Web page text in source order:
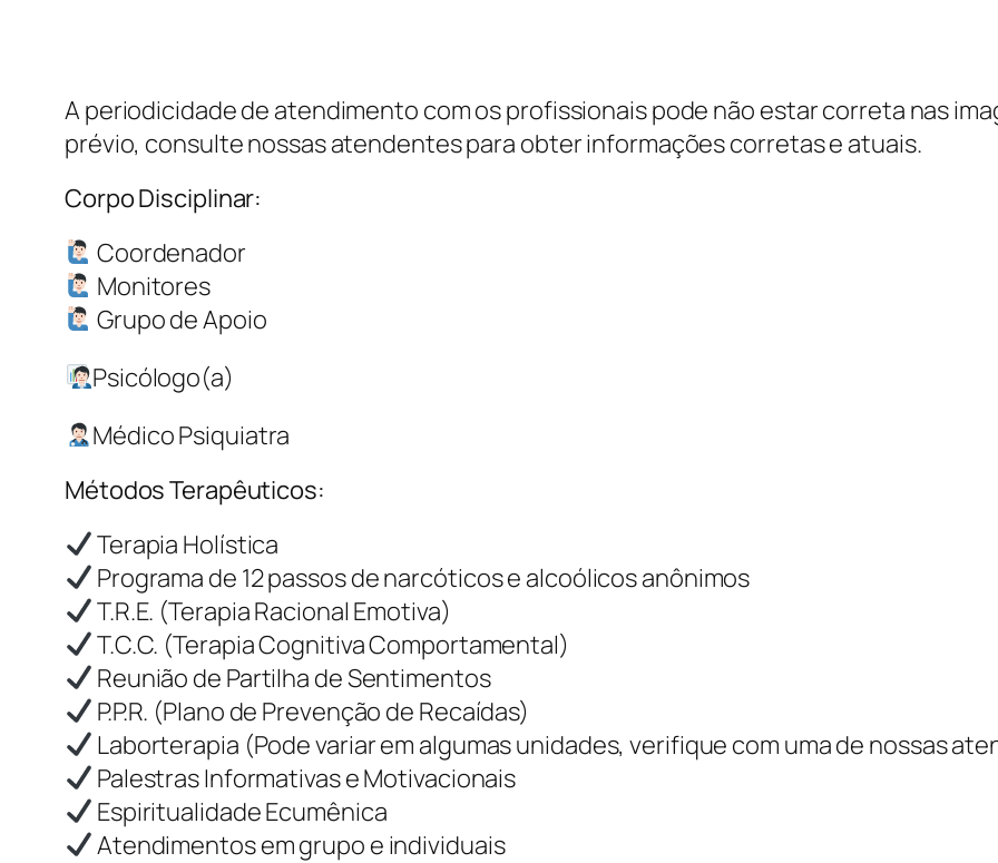
A periodicidade de atendimento com os profissionais pode não estar correta nas
prévio, consulte nossas atendentes para obter informações corretas e atuais.
Corpo Disciplinar:
Coordenador
Monitores
Grupo de Apoio
Psicólogo(a)
Médico Psiquiatra
Métodos Terapêuticos:
Terapia Holística
Programa de 12 passos de narcóticos e alcoólicos anônimos
T.R.E. (Terapia Racional Emotiva)
T.C.C. (Terapia Cognitiva Comportamental)
Reunião de Partilha de Sentimentos
P.P.R. (Plano de Prevenção de Recaídas)
Laborterapia (Pode variar em algumas unidades, verifique com uma de nossas
Palestras Informativas e Motivacionais
Espiritualidade Ecumênica
Atendimentos em grupo e individuais